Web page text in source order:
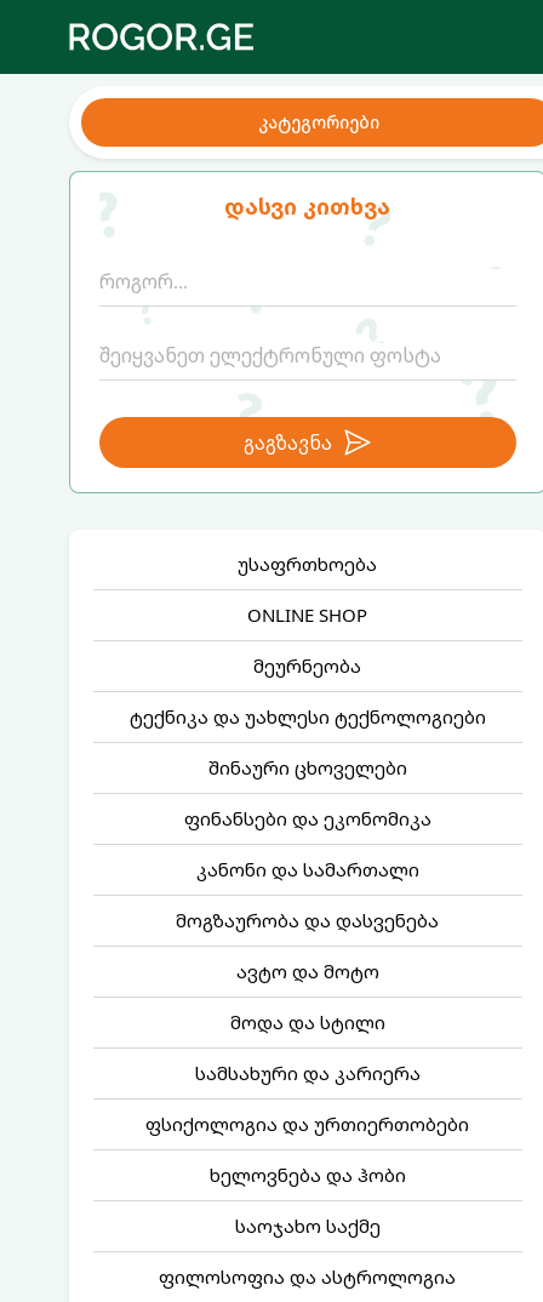
კატეგორიები
დასვი კითხვა
გაგზავნა
უსაფრთხოება
ONLINE SHOP
მეურნეობა
ტექნიკა და უახლესი ტექნოლოგიები
შინაური ცხოველები
ფინანსები და ეკონომიკა
კანონი და სამართალი
მოგზაურობა და დასვენება
ავტო და მოტო
მოდა და სტილი
სამსახური და კარიერა
ფსიქოლოგია და ურთიერთობები
ხელოვნება და ჰობი
საოჯახო საქმე
ფილოსოფია და ასტროლოგია